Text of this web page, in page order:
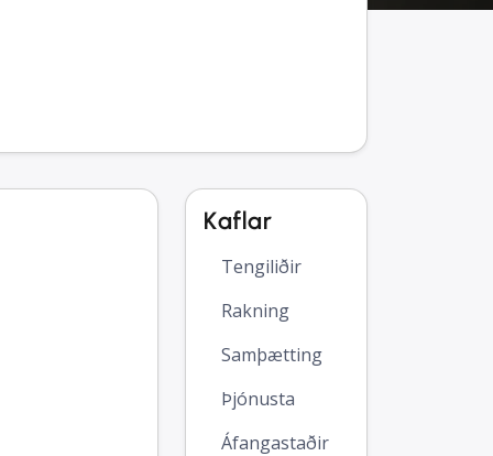
Kaflar
Tengiliðir
Rakning
Samþætting
Þjónusta
Áfangastaðir